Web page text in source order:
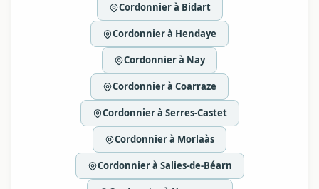
Cordonnier à Bidart
Cordonnier à Hendaye
Cordonnier à Nay
Cordonnier à Coarraze
Cordonnier à Serres-Castet
Cordonnier à Morlaàs
Cordonnier à Salies-de-Béarn